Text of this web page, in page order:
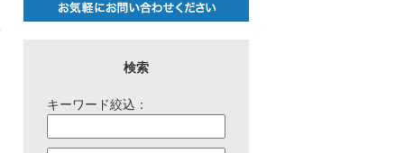
検索
キーワード絞込：